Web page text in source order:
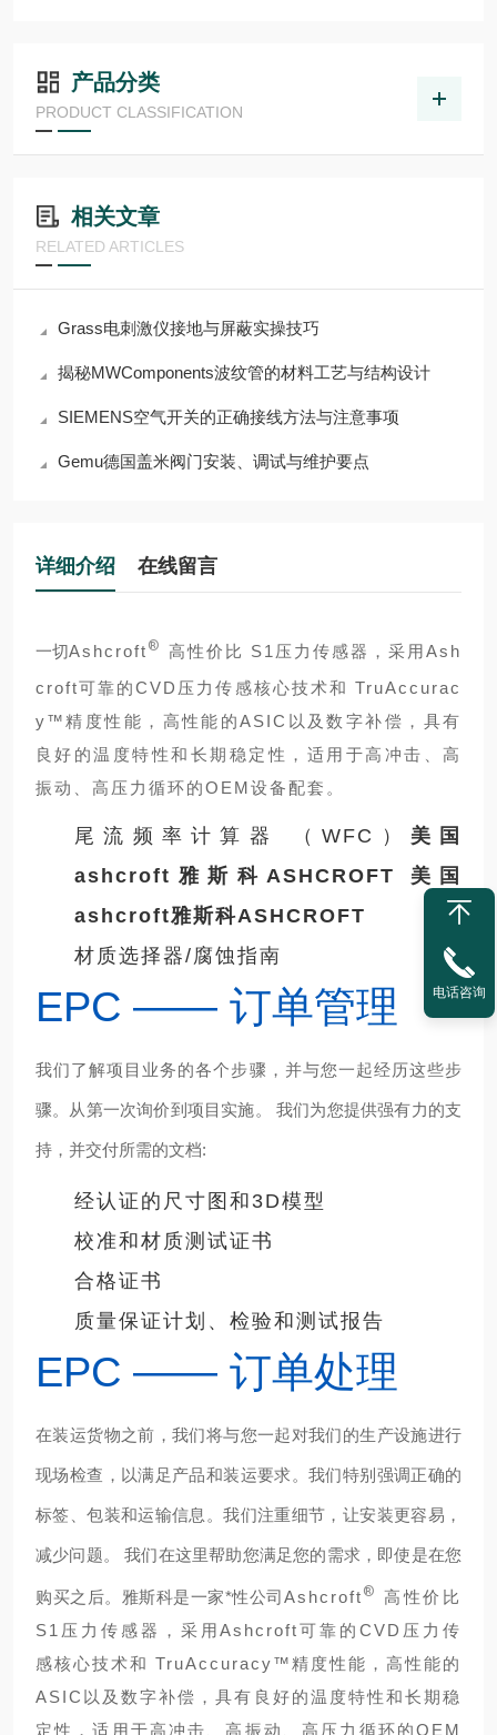
产品分类
PRODUCT CLASSIFICATION
相关文章
RELATED ARTICLES
Grass电刺激仪接地与屏蔽实操技巧
揭秘MWComponents波纹管的材料工艺与结构设计
SIEMENS空气开关的正确接线方法与注意事项
Gemu德国盖米阀门安装、调试与维护要点
详细介绍 在线留言
一切Ashcroft ® 高性价比 S1压力传感器，采用Ash
croft可靠的CVD压力传感核心技术和 TruAccurac
y™精度性能，高性能的ASIC以及数字补偿，具有
良好的温度特性和长期稳定性，适用于高冲击、高
振动、高压力循环的OEM设备配套。
尾流频率计算器 （WFC） 美国
ashcroft雅斯科ASHCROFT
美国
ashcroft雅斯科ASHCROFT
材质选择器/腐蚀指南
EPC —— 订单管理
我们了解项目业务的各个步骤，并与您一起经历这些步
骤。从第一次询价到项目实施。 我们为您提供强有力的支
持，并交付所需的文档:
经认证的尺寸图和3D模型
校准和材质测试证书
合格证书
质量保证计划、检验和测试报告
EPC —— 订单处理
在装运货物之前，我们将与您一起对我们的生产设施进行
现场检查，以满足产品和装运要求。我们特别强调正确的
标签、包装和运输信息。我们注重细节，让安装更容易，
减少问题。 我们在这里帮助您满足您的需求， 即使是在您
购买之后。雅斯科是一家*性公司Ashcroft ® 高性价比
S1压力传感器，采用Ashcroft可靠的CVD压力传
感核心技术和 TruAccuracy™精度性能，高性能的
ASIC以及数字补偿，具有良好的温度特性和长期稳
定性，适用于高冲击、高振动、高压力循环的OEM
电话咨询